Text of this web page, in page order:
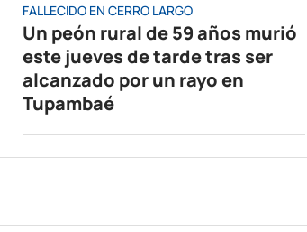
FALLECIDO EN CERRO LARGO
Un peón rural de 59 años murió
este jueves de tarde tras ser
alcanzado por un rayo en
Tupambaé